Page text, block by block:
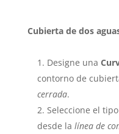
Cubierta de dos
Designe una
contorno de
cerrada.
Seleccione el
desde la línea de